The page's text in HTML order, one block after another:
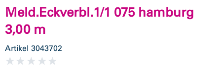
Meld.Eckverbl.1/1 075 hamburg
3,00 m
Artikel 3043702